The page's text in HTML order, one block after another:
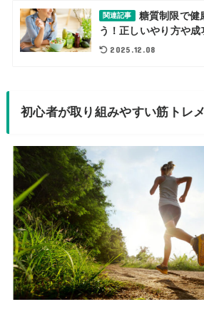
関連記事
糖質制限で健
う！正しいやり方や成
2025.12.08
初心者が取り組みやすい筋トレ